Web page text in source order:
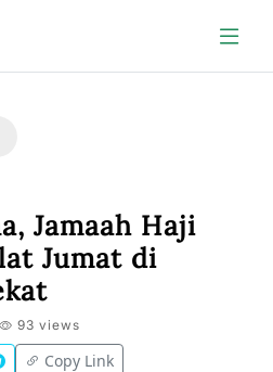
Jamaah Haji
Jumat di
93 views
Copy Link